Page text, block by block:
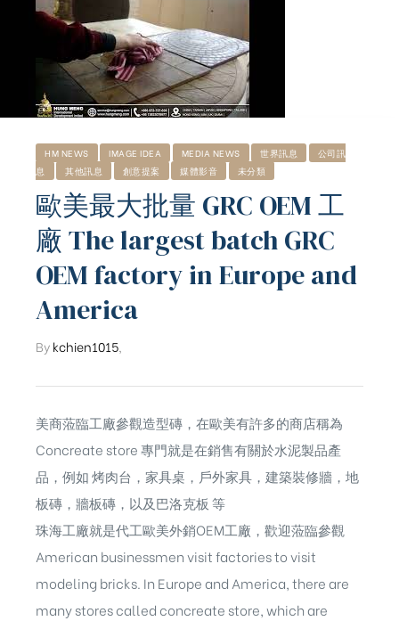
HM NEWS IMAGE IDEA MEDIA NEWS 世界訊息
公司訊
息
其他訊息 創意提案 媒體影音 未分類
歐美最大批量 GRC OEM 工
廠 The largest batch GRC
OEM factory in Europe and
America
Bykchien1015,
美商蒞臨工廠參觀造型磚，在歐美有許多的商店稱為
Concreate store 專門就是在銷售有關於水泥製品產
品，例如 烤肉台，家具桌，戶外家具，建築裝修牆，地
板磚，牆板磚，以及巴洛克板 等
珠海工廠就是代工歐美外銷OEM工廠，歡迎蒞臨參觀
American businessmen visit factories to visit
modeling bricks. In Europe and America, there are
many stores called concreate store, which are